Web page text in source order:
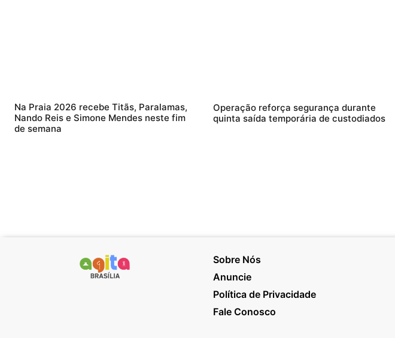
Na Praia 2026 recebe Titãs, Paralamas,
Nando Reis e Simone Mendes neste fim
de semana
Operação reforça segurança durante
quinta saída temporária de custodiados
Sobre Nós
Anuncie
Política de Privacidade
Fale Conosco